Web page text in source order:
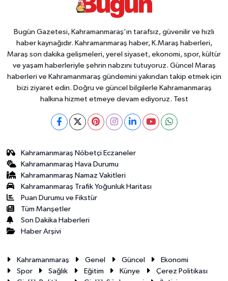
Bugün Gazetesi, Kahramanmaraş’ın tarafsız, güvenilir ve hızlı
haber kaynağıdır. Kahramanmaraş haber, K.Maraş haberleri,
Maraş son dakika gelişmeleri, yerel siyaset, ekonomi, spor, kültür
ve yaşam haberleriyle şehrin nabzını tutuyoruz. Güncel Maraş
haberleri ve Kahramanmaraş gündemini yakından takip etmek için
bizi ziyaret edin. Doğru ve güncel bilgilerle Kahramanmaraş
halkına hizmet etmeye devam ediyoruz. Test
Kahramanmaraş Nöbetçi Eczaneler
Kahramanmaraş Hava Durumu
Kahramanmaraş Namaz Vakitleri
Kahramanmaraş Trafik Yoğunluk Haritası
Puan Durumu ve Fikstür
Tüm Manşetler
Son Dakika Haberleri
Haber Arşivi
Kahramanmaraş Genel Güncel
Ekonomi
Spor
Sağlık Eğitim Künye
Çerez Politikası